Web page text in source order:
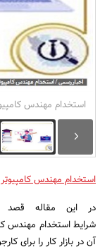
استخدام مهندس
استخدام مهندس کامپیوتر
در این مقاله
شرایط استخدام مهندس
آن در بازار کار را برای